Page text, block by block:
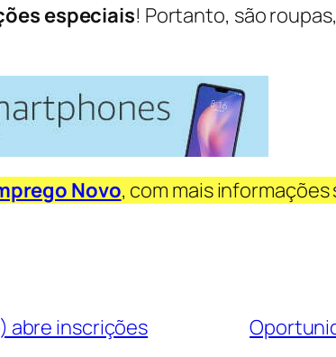
especiais! Portanto, são
Novo, com mais
abre inscrições